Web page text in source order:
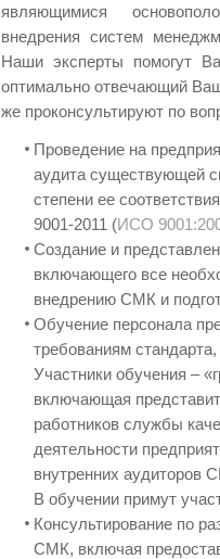
являющимися
внедрения систем
Наши эксперты помогут
оптимально отвечающий
же проконсультируют по
Проведение на
аудита существующей
степени ее
9001-2011 (ИСО
Создание и
включающего все
внедрению СМК и
Обучение персонала
требованиям
Участники обучения –
включающая
работников службы
деятельности
внутренних аудиторов
В обучении примут
Консультирование по
СМК, включая